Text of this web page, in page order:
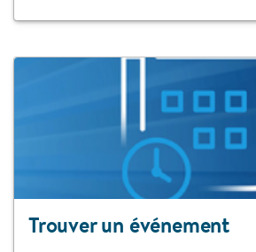
Trouver un événement